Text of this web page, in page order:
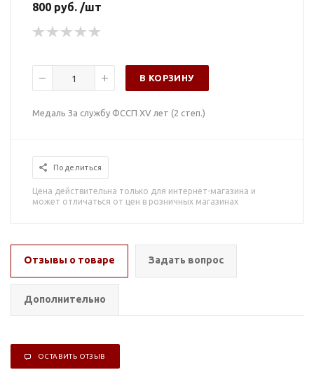
800 руб. /шт
В КОРЗИНУ
Медаль За службу ФССП XV лет (2 степ.)
Поделиться
Цена действительна только для интернет-магазина и
может отличаться от цен в розничных магазинах
Отзывы о товаре Задать вопрос
Дополнительно
ОСТАВИТЬ ОТЗЫВ